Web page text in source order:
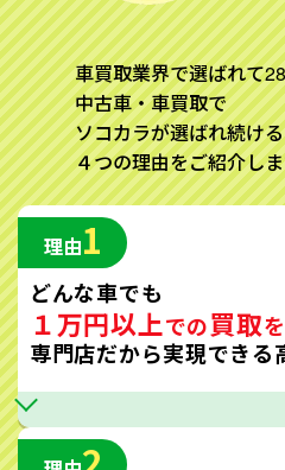
車買取業界で選ばれて
中古車・車買取で
ソコカラが選ばれ続ける
４つの理由をご紹介し
理由1
どんな車でも
１万円以上での買取を
専門店だから実現できる